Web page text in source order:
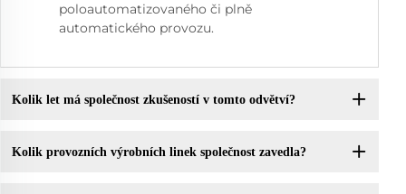
poloautomatizovaného či plně
automatického provozu.
Kolik let má společnost zkušeností v tomto odvětví?
Kolik provozních výrobních linek společnost zavedla?